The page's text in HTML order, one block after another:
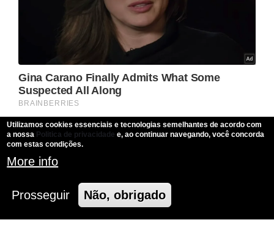
Utilizamos cookies essenciais e tecnologias semelhantes de acordo com
a nossa Politica de privacidade e, ao continuar navegando, você concorda
com estas condições.
More info
Prosseguir Não, obrigado